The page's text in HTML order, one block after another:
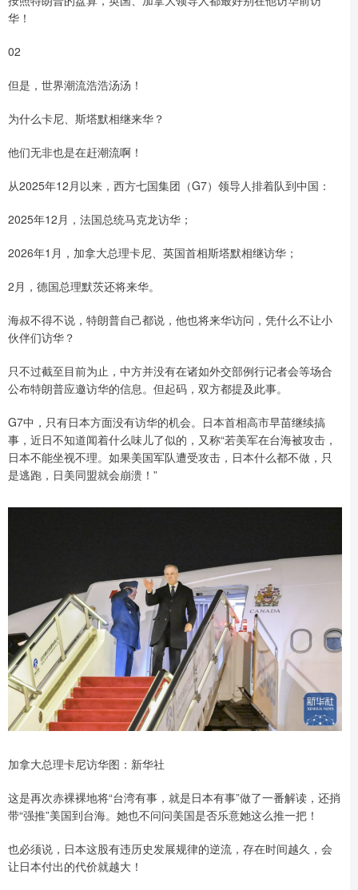
华！
02
但是，世界潮流浩浩汤汤！
为什么卡尼、斯塔默相继来华？
他们无非也是在赶潮流啊！
从2025年12月以来，西方七国集团（G7）领导人排着队到中国：
2025年12月，法国总统马克龙访华；
2026年1月，加拿大总理卡尼、英国首相斯塔默相继访华；
2月，德国总理默茨还将来华。
海叔不得不说，特朗普自己都说，他也将来华访问，凭什么不让小
伙伴们访华？
只不过截至目前为止，中方并没有在诸如外交部例行记者会等场合
公布特朗普应邀访华的信息。但起码，双方都提及此事。
G7中，只有日本方面没有访华的机会。日本首相高市早苗继续搞
事，近日不知道闻着什么味儿了似的，又称“若美军在台海被攻击，
日本不能坐视不理。如果美国军队遭受攻击，日本什么都不做，只
是逃跑，日美同盟就会崩溃！”
加拿大总理卡尼访华图：新华社
这是再次赤裸裸地将“台湾有事，就是日本有事”做了一番解读，还捎
带“强推”美国到台海。她也不问问美国是否乐意她这么推一把！
也必须说，日本这股有违历史发展规律的逆流，存在时间越久，会
让日本付出的代价就越大！